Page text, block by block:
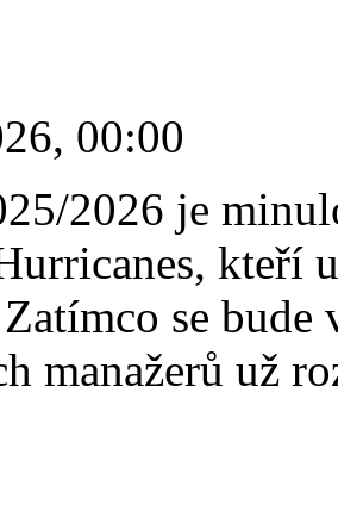
00:00
2026 je
kteří
Zatímco se
manažerů už